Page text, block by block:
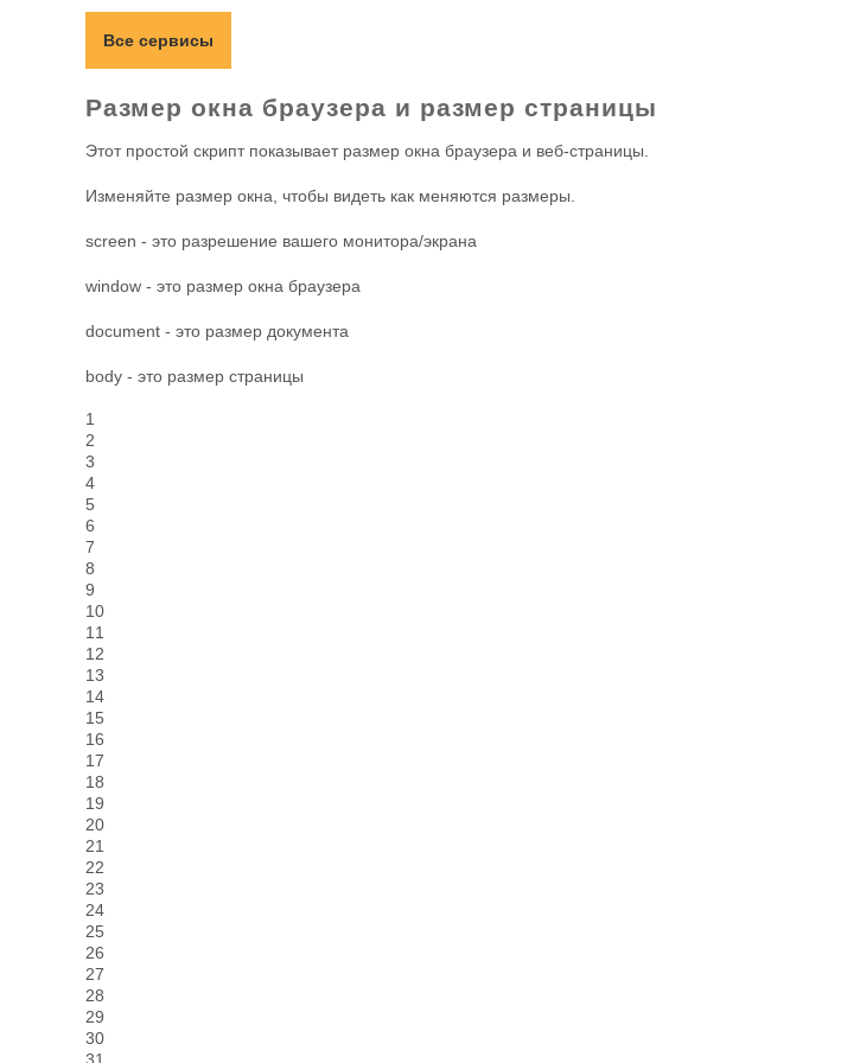
Все сервисы
Размер окна браузера и размер страницы
Этот простой скрипт показывает размер окна браузера и веб-страницы.
Изменяйте размер окна, чтобы видеть как меняются размеры.
screen - это разрешение вашего монитора/экрана
window - это размер окна браузера
document - это размер документа
body - это размер страницы
1
2
3
4
5
6
7
8
9
10
11
12
13
14
15
16
17
18
19
20
21
22
23
24
25
26
27
28
29
30